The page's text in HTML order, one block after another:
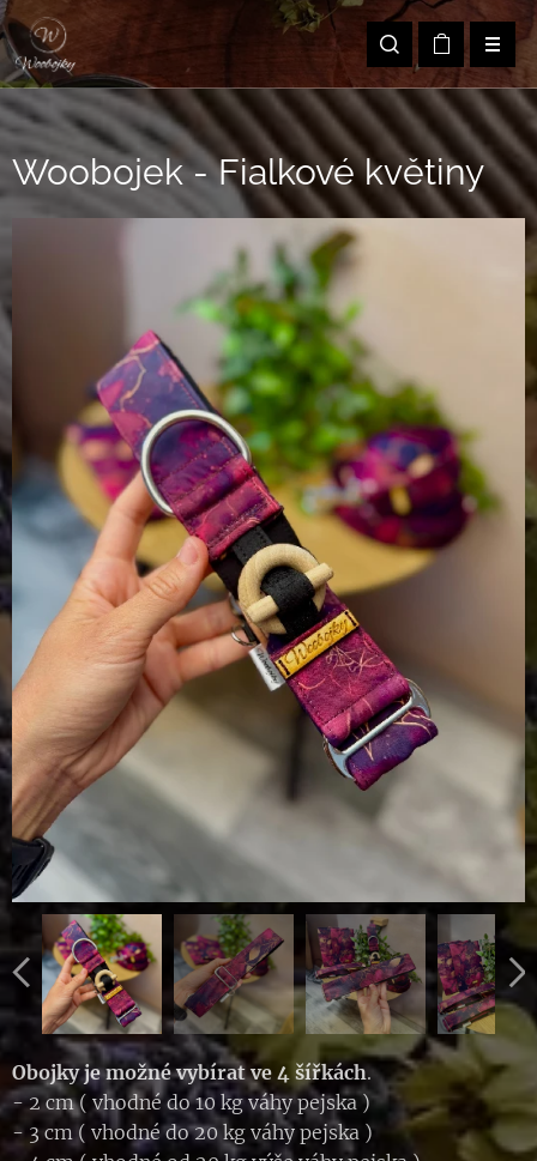
Woobojek - Fialkové květiny
Obojky je možné vybírat ve 4 šířkách.
- 2 cm ( vhodné do 10 kg váhy pejska )
- 3 cm ( vhodné do 20 kg váhy pejska )